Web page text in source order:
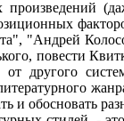
"Андрей
повести
от другого
и обосновать